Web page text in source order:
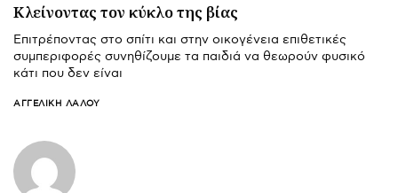
Κλείνοντας τον κύκλο της βίας
Επιτρέποντας στο σπίτι και στην οικογένεια επιθετικές
συμπεριφορές συνηθίζουμε τα παιδιά να θεωρούν φυσικό
κάτι που δεν είναι
ΑΓΓΕΛΙΚΉ ΛΆΛΟΥ